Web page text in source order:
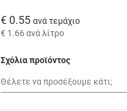
€ 0.55 ανά τεμάχιο
€ 1.66 ανά λίτρο
Σχόλια προϊόντος